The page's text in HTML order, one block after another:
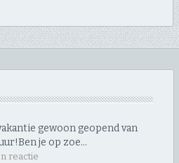
gewoon geopend van
​Ben je op zoe…
reactie